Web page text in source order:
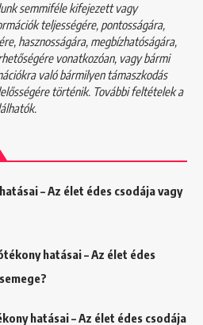
semmiféle kifejezett vagy
teljességére, pontosságára,
hasznosságára, megbízhatóságára,
vonatkozóan, vagy bármi
való bármilyen támaszkodás
történik. További feltételek a
– Az élet édes csodája vagy
hatásai – Az élet édes
hatásai – Az élet édes csodája